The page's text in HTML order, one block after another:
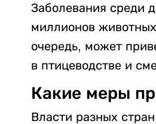
Заболевания среди
миллионов
очередь, может
в птицеводстве и
Какие меры
Власти разных